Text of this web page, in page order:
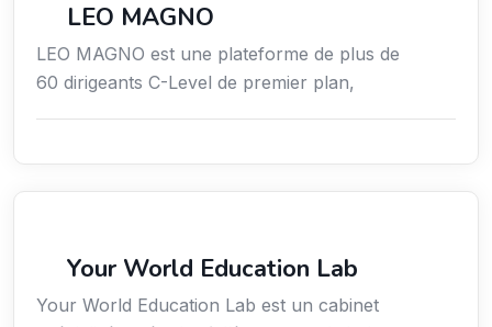
LEO MAGNO
LEO MAGNO est une plateforme de plus de
60 dirigeants C-Level de premier plan,
Your World Education Lab
Your World Education Lab est un cabinet